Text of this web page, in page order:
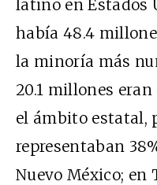
latino en Estados
había 48.4
la minoría más
20.1 millones
el ámbito estatal,
representaban
Nuevo México; en